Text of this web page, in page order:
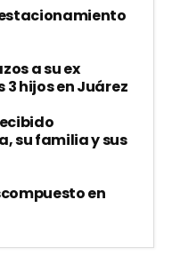
a su ex
3 hijos en Juárez
su familia y sus
en